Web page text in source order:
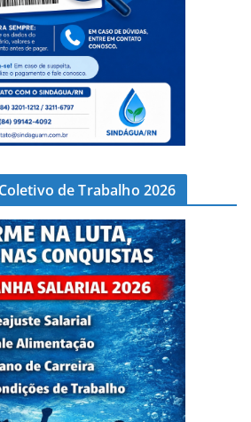
de Trabalho 2026